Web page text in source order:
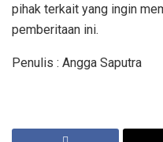
pihak terkait yang ingin
pemberitaan ini.
Penulis : Angga Saputra